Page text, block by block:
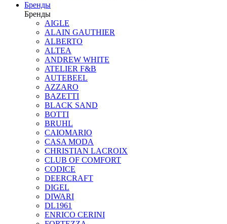
Бренды
Бренды
AIGLE
ALAIN GAUTHIER
ALBERTO
ALTEA
ANDREW WHITE
ATELIER F&B
AUTEBEEL
AZZARO
BAZETTI
BLACK SAND
BOTTI
BRUHL
CAIOMARIO
CASA MODA
CHRISTIAN LACROIX
CLUB OF COMFORT
CODICE
DEERCRAFT
DIGEL
DIWARI
DL1961
ENRICO CERINI